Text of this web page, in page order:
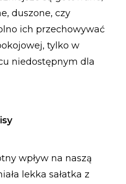
duszone, czy
ich przechowywać
tylko w
niedostępnym dla
wpływ na naszą
lekka sałatka z